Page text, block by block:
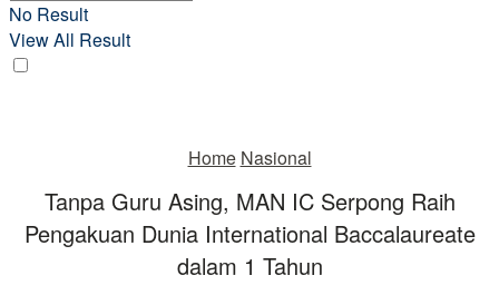
No Result
View All Result
Home Nasional
Tanpa Guru Asing, MAN IC Serpong Raih
Pengakuan Dunia International Baccalaureate
dalam 1 Tahun